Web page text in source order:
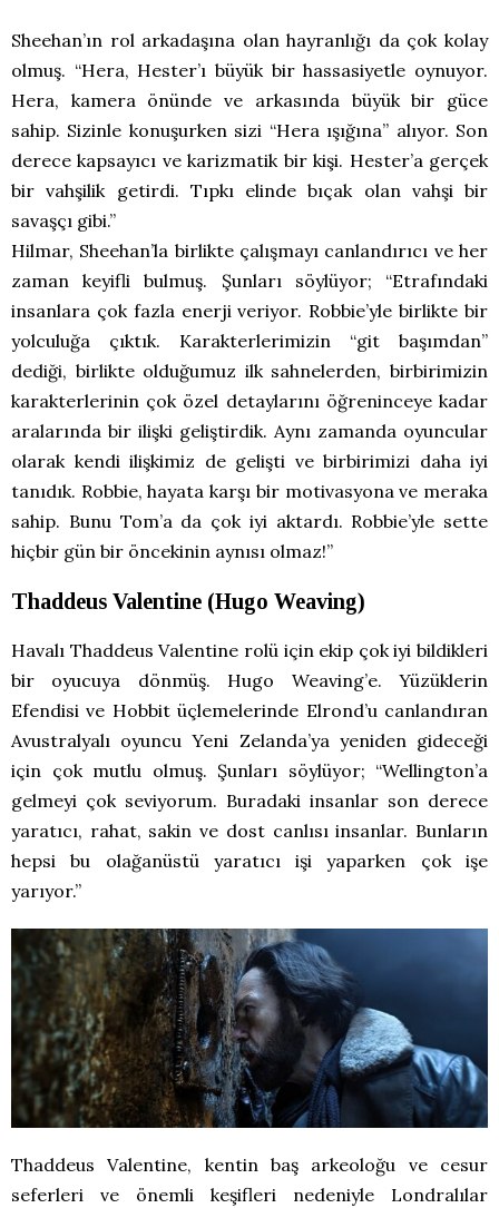
Sheehan’ın rol arkadaşına olan hayranlığı da çok kolay
olmuş. “Hera, Hester’ı büyük bir hassasiyetle oynuyor.
Hera, kamera önünde ve arkasında büyük bir güce
sahip. Sizinle konuşurken sizi “Hera ışığına” alıyor. Son
derece kapsayıcı ve karizmatik bir kişi. Hester’a gerçek
bir vahşilik getirdi. Tıpkı elinde bıçak olan vahşi bir
savaşçı gibi.”
Hilmar, Sheehan’la birlikte çalışmayı canlandırıcı ve her
zaman keyifli bulmuş. Şunları söylüyor; “Etrafındaki
insanlara çok fazla enerji veriyor. Robbie’yle birlikte bir
yolculuğa çıktık. Karakterlerimizin “git başımdan”
dediği, birlikte olduğumuz ilk sahnelerden, birbirimizin
karakterlerinin çok özel detaylarını öğreninceye kadar
aralarında bir ilişki geliştirdik. Aynı zamanda oyuncular
olarak kendi ilişkimiz de gelişti ve birbirimizi daha iyi
tanıdık. Robbie, hayata karşı bir motivasyona ve meraka
sahip. Bunu Tom’a da çok iyi aktardı. Robbie’yle sette
hiçbir gün bir öncekinin aynısı olmaz!”
Thaddeus Valentine (Hugo Weaving)
Havalı Thaddeus Valentine rolü için ekip çok iyi bildikleri
bir oyucuya dönmüş. Hugo Weaving’e. Yüzüklerin
Efendisi ve Hobbit üçlemelerinde Elrond’u canlandıran
Avustralyalı oyuncu Yeni Zelanda’ya yeniden gideceği
için çok mutlu olmuş. Şunları söylüyor; “Wellington’a
gelmeyi çok seviyorum. Buradaki insanlar son derece
yaratıcı, rahat, sakin ve dost canlısı insanlar. Bunların
hepsi bu olağanüstü yaratıcı işi yaparken çok işe
yarıyor.”
Thaddeus Valentine, kentin baş arkeoloğu ve cesur
seferleri ve önemli keşifleri nedeniyle Londralılar